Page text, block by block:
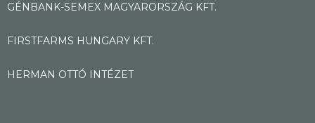
GÉNBANK-SEMEX MAGYARORSZÁG KFT.
FIRSTFARMS HUNGARY KFT.
HERMAN OTTÓ INTÉZET